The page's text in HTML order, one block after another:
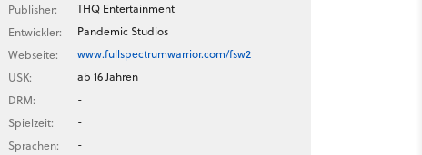
Publisher:
THQ Entertainment
Entwickler:
Pandemic Studios
Webseite:
www.fullspectrumwarrior.com/fsw2
USK:
ab 16 Jahren
DRM:
-
Spielzeit:
-
Sprachen:
-